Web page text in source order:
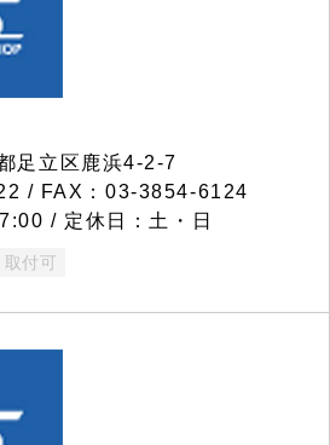
足立区鹿浜4-2-7
/ FAX：03-3854-6124
/ 定休日：土・日
取付可